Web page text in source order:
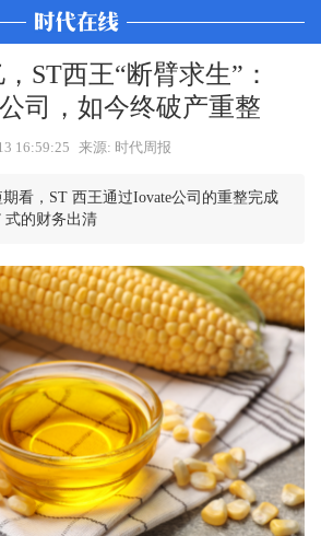
ST西王“断臂求生”：
司，如今终破产重整
16:59:25 来源: 时代周报
看，ST 西王通过Iovate公司的重整完成
式的财务出清